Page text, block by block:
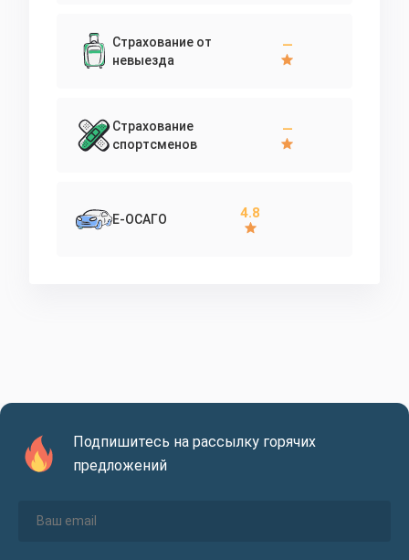
Страхование от
невыезда
—
Страхование
спортсменов
—
Е-ОСАГО 4.8
Подпишитесь на рассылку горячих
предложений